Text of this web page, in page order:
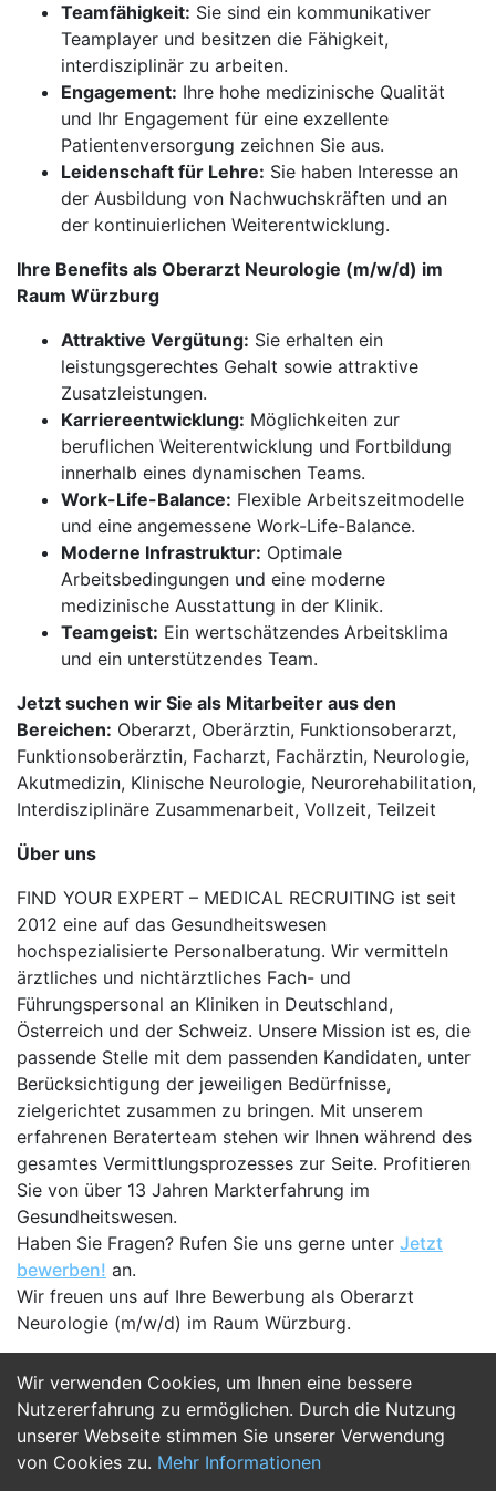
Wir verwenden Cookies, um Ihnen eine bessere
Nutzererfahrung zu ermöglichen. Durch die Nutzung
unserer Webseite stimmen Sie unserer Verwendung
von Cookies zu. Mehr Informationen
Teamfähigkeit: Sie sind ein kommunikativer
Teamplayer und besitzen die Fähigkeit,
interdisziplinär zu arbeiten.
Engagement: Ihre hohe medizinische Qualität
und Ihr Engagement für eine exzellente
Patientenversorgung zeichnen Sie aus.
Leidenschaft für Lehre: Sie haben Interesse an
der Ausbildung von Nachwuchskräften und an
der kontinuierlichen Weiterentwicklung.
Ihre Benefits als Oberarzt Neurologie (m/w/d) im
Raum Würzburg
Attraktive Vergütung: Sie erhalten ein
leistungsgerechtes Gehalt sowie attraktive
Zusatzleistungen.
Karriereentwicklung: Möglichkeiten zur
beruflichen Weiterentwicklung und Fortbildung
innerhalb eines dynamischen Teams.
Work-Life-Balance: Flexible Arbeitszeitmodelle
und eine angemessene Work-Life-Balance.
Moderne Infrastruktur: Optimale
Arbeitsbedingungen und eine moderne
medizinische Ausstattung in der Klinik.
Teamgeist: Ein wertschätzendes Arbeitsklima
und ein unterstützendes Team.
Jetzt suchen wir Sie als Mitarbeiter aus den
Bereichen: Oberarzt, Oberärztin, Funktionsoberarzt,
Funktionsoberärztin, Facharzt, Fachärztin, Neurologie,
Akutmedizin, Klinische Neurologie, Neurorehabilitation,
Interdisziplinäre Zusammenarbeit, Vollzeit, Teilzeit
Über uns
FIND YOUR EXPERT – MEDICAL RECRUITING ist seit
2012 eine auf das Gesundheitswesen
hochspezialisierte Personalberatung. Wir vermitteln
ärztliches und nichtärztliches Fach- und
Führungspersonal an Kliniken in Deutschland,
Österreich und der Schweiz. Unsere Mission ist es, die
passende Stelle mit dem passenden Kandidaten, unter
Berücksichtigung der jeweiligen Bedürfnisse,
zielgerichtet zusammen zu bringen. Mit unserem
erfahrenen Beraterteam stehen wir Ihnen während des
gesamtes Vermittlungsprozesses zur Seite. Profitieren
Sie von über 13 Jahren Markterfahrung im
Gesundheitswesen.
Haben Sie Fragen? Rufen Sie uns gerne unter Jetzt
bewerben! an.
Wir freuen uns auf Ihre Bewerbung als Oberarzt
Neurologie (m/w/d) im Raum Würzburg.
Jetzt Bewerben